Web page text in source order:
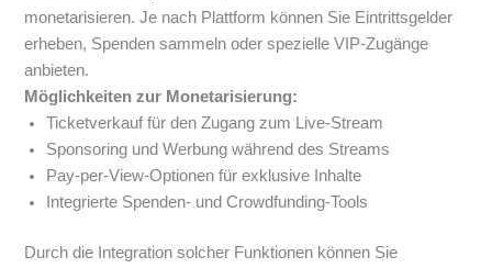
monetarisieren. Je nach Plattform können Sie Eintrittsgelder
erheben, Spenden sammeln oder spezielle VIP-Zugänge
anbieten.
Möglichkeiten zur Monetarisierung:
Ticketverkauf für den Zugang zum Live-Stream
Sponsoring und Werbung während des Streams
Pay-per-View-Optionen für exklusive Inhalte
Integrierte Spenden- und Crowdfunding-Tools
Durch die Integration solcher Funktionen können Sie